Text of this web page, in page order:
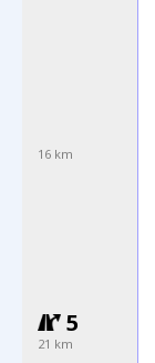
16 km
5
21 km